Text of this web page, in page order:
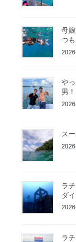
母
つ
や
男！
ス
ラ
ダ
ラ